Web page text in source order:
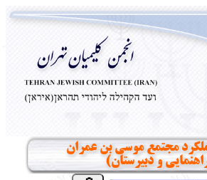
مجتمع موسی بن عمران
و دبیرستان)